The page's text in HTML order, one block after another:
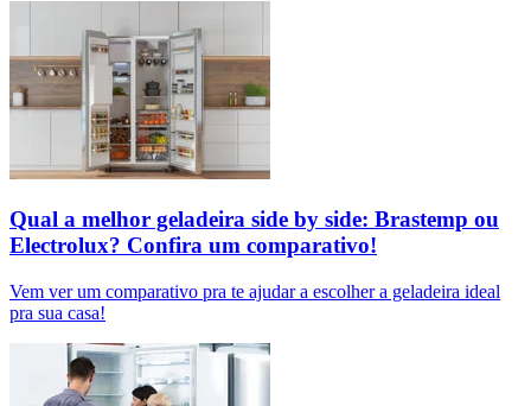
Qual a melhor geladeira side by side: Brastemp ou
Electrolux​? Confira um comparativo!
Vem ver um comparativo pra te ajudar a escolher a geladeira ideal
pra sua casa!